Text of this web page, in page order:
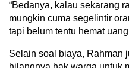
“Bedanya, kalau sekarang
mungkin cuma segelintir
tapi belum tentu hemat
Selain soal biaya, Rahman